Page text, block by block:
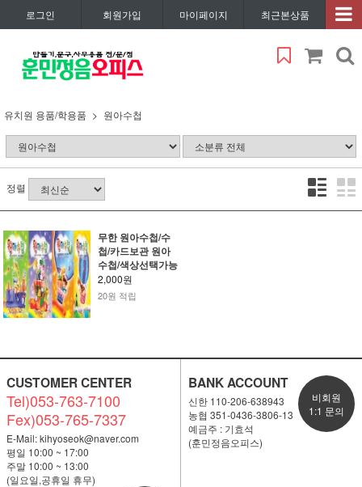
로그인 회원가입 마이페이지 최근본상품
유치원 용품/학용품 원아수첩
정렬
무한 원아수첩/수
첩/카드보관 원아
수첩/색상선택가능
2,000원
20원 적립
CUSTOMER CENTER
Tel)053-763-7100
Fex)053-765-7337
E-Mail:kihyoseok@naver.com
평일 10:00 ~ 17:00
주말 10:00 ~ 13:00
(일요일,공휴일 휴무)
BANK ACCOUNT
신한 110-206-638943
농협 351-0436-3806-13
예금주 : 기효석
(훈민정음오피스)
비회원
1:1 문의